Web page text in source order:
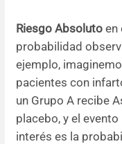
Riesgo Absoluto en
probabilidad
ejemplo,
pacientes con
un Grupo A recibe
placebo, y el
interés es la